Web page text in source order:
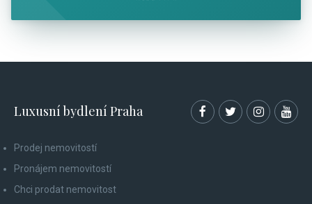
Luxusní bydlení Praha
Prodej nemovitostí
Pronájem nemovitostí
Chci prodat nemovitost